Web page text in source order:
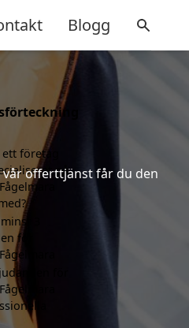
Blogg
offerttjänst får du den
företag
på
3
för
för